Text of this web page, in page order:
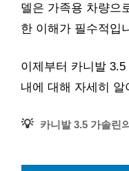
델은 가족용 차량으
한 이해가 필수적입
이제부터 카니발
내에 대해 자세히 알
💡 카니발 3.5 가솔린